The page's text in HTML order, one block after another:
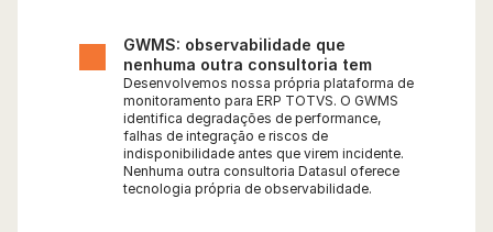
GWMS: observabilidade que
nenhuma outra consultoria tem
Desenvolvemos nossa própria plataforma de
monitoramento para ERP TOTVS. O GWMS
identifica degradações de performance,
falhas de integração e riscos de
indisponibilidade antes que virem incidente.
Nenhuma outra consultoria Datasul oferece
tecnologia própria de observabilidade.